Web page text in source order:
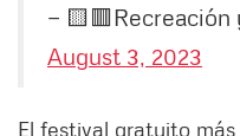
— 🟨🟥Recreación
August 3, 2023
El festival gratuito